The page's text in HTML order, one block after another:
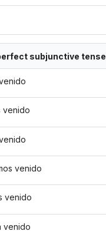
subjunctive tense
venido
venido
venido
venido